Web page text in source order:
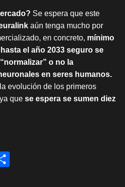
Se espera que este
aún tenga mucho por
en concreto, mínimo
hasta el año 2033 seguro se
o no la
en seres humanos.
evolución de los primeros
que se espera se sumen diez